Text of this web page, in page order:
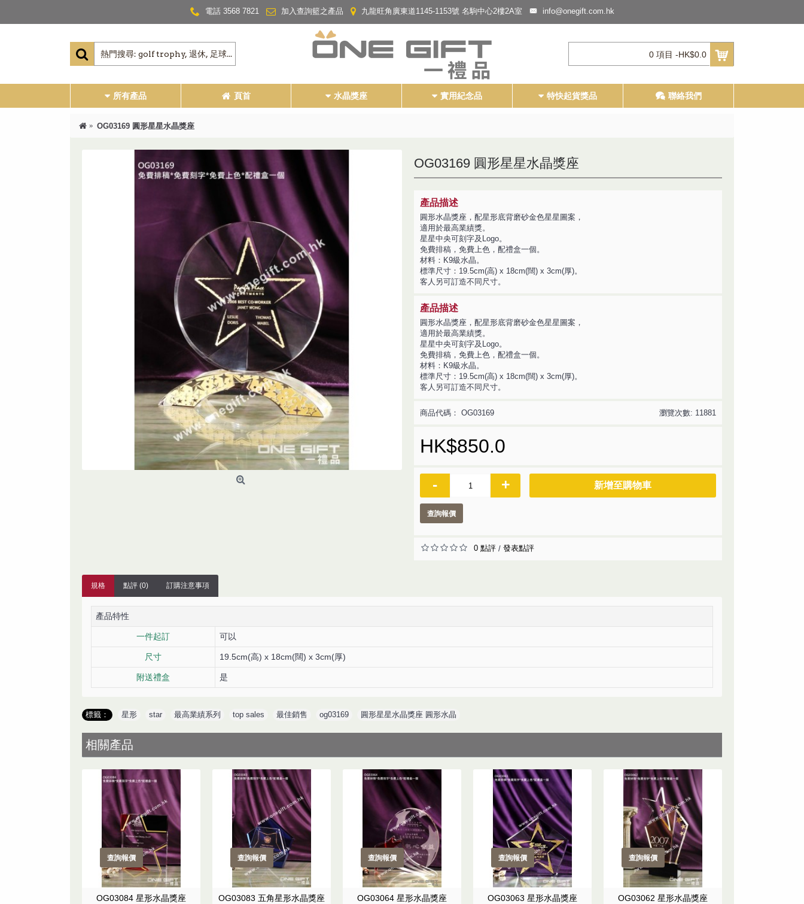
電話 3568 7821 加入查詢籃之產品 九龍旺角廣東道1145-1153號 名駒中心2樓2A室 info@onegift.com.hk
0 項目 -HK$0.0
所有產品 頁首 水晶獎座 實用紀念品 特快起貨獎品 聯絡我們
OG03169 圓形星星水晶獎座
OG03169 圓形星星水晶獎座
產品描述
圓形水晶獎座，配星形底背磨砂金色星星圖案，
適用於最高業績獎。
星星中央可刻字及Logo。
免費排稿，免費上色，配禮盒一個。
材料：K9級水晶。
標準尺寸：19.5cm(高) x 18cm(闊) x 3cm(厚)。
客人另可訂造不同尺寸。
產品描述
圓形水晶獎座，配星形底背磨砂金色星星圖案，
適用於最高業績獎。
星星中央可刻字及Logo。
免費排稿，免費上色，配禮盒一個。
材料：K9級水晶。
標準尺寸：19.5cm(高) x 18cm(闊) x 3cm(厚)。
客人另可訂造不同尺寸。
瀏覽次數: 11881
商品代碼： OG03169
HK$850.0
- + 新增至購物車
查詢報價
0 點評 / 發表點評
規格 點評 (0) 訂購注意事項
產品特性
一件起訂 可以
尺寸 19.5cm(高) x 18cm(闊) x 3cm(厚)
附送禮盒 是
標籤： 星形 star 最高業績系列 top sales 最佳銷售 og03169 圓形星星水晶獎座 圓形水晶
相關產品
OG03084 星形水晶獎座
查詢報價
OG03083 五角星形水晶獎座
查詢報價
OG03064 星形水晶獎座
查詢報價
OG03063 星形水晶獎座
查詢報價
OG03062 星形水晶獎座
查詢報價